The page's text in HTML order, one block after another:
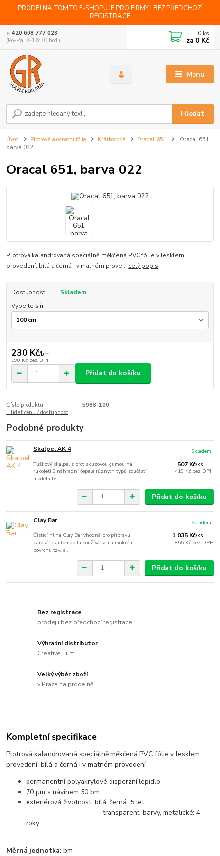
PRODEJ NA TOMTO E-SHOPU JE PRO FIRMY I BEZ PŘEDCHOZÍ
REGISTRACE
Menu
Hledat
+ 420 608 777 028
(Po-Pá, 8-16:30 hod.)
0 ks
za 0 Kč
Úvod Plotrové a ostatní fólie Krátkodobé Oracal 651
Oracal 651,
barva 022
Oracal 651, barva 022
Plotrová kalandrovaná speciálně měkčená PVC fólie v lesklém
provedení, bílá a černá i v matném prove... celý popis
Dostupnost
Skladem
Vyberte šíři
230 Kč/bm
190 Kč bez DPH
Přidat do košíku
Číslo produktu:
5988-100
Hlídat cenu / dostupnost
Podobné produkty
Skalpel AK 4
Tužkový skalpel s protiskuzovou gumou na
rukojeti 3 náhradní čepele různých typů součástí
modelu ty...
507 Kč/ks
419 Kč bez DPH
Skladem
Přidat do košíku
Clay Bar
Čistící hlína Clay Bar vhodná pro přípravu
karosérie automobilu používá se na mokrém
povrchu tzv. s...
1 035 Kč/ks
855 Kč bez DPH
Skladem
Přidat do košíku
Bez registrace
prodej i bez předchozí registrace
Výhradní distributor
Creative Film
Velký výběr zboží
v Praze na prodejně
Kompletní specifikace
Plotrová kalandrovaná speciálně měkčená PVC fólie v lesklém
provedení, bílá a černá i v matném provedení
permanentní polyakrylové disperzní lepidlo
70 µm s návinem 50 bm
exteriérová životnost: bílá, černá: 5 let
transparent, barvy, metalické: 4
roky
Měrná jednotka: bm